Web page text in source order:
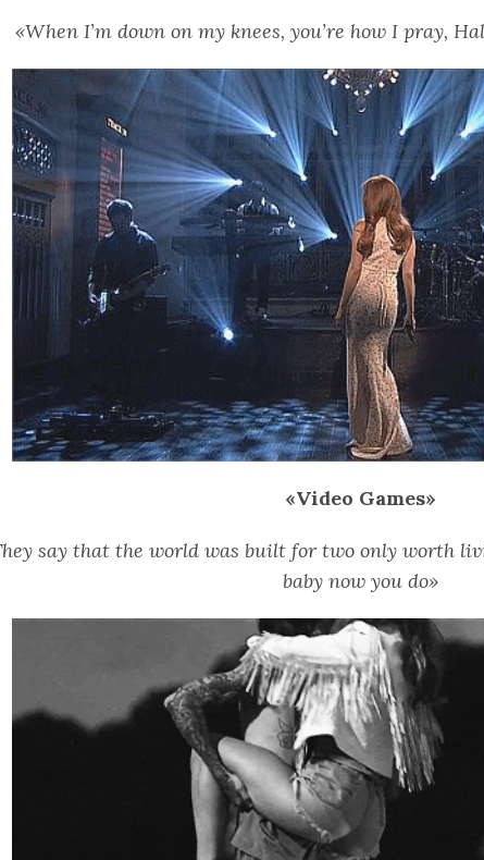
«When I’m down on my knees, you’re how I pray,
«Video Games»
say that the world was built for two only worth
baby now you do»